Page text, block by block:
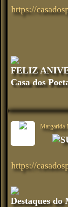
https://
FELIZ
Casa dos
Margarida
https://
Destaques do